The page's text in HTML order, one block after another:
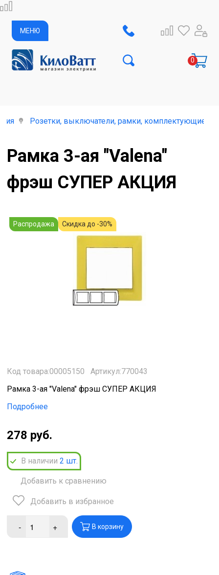
МЕНЮ
Розетки, выключатели, рамки, комплектующие и
Рамка 3-ая "Valena"
фрэш СУПЕР АКЦИЯ
Распродажа Скидка до -30%
Код товара:00005150
Артикул:770043
Рамка 3-ая "Valena" фрэш СУПЕР АКЦИЯ
Подробнее
278 руб.
В наличии 2 шт.
Добавить к сравнению
Добавить в избранное
- + В корзину